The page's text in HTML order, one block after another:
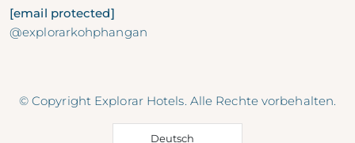
[email protected]
@explorarkohphangan
© Copyright Explorar Hotels. Alle Rechte vorbehalten.
Deutsch